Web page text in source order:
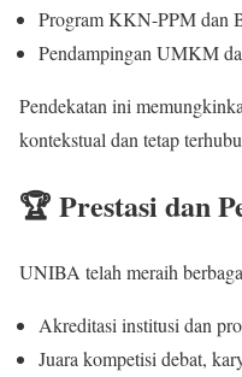
Program KKN-PPM dan
Pendampingan UMKM
Pendekatan ini
kontekstual dan tetap
🏆 Prestasi dan
UNIBA telah meraih
Akreditasi institusi dan
Juara kompetisi debat,